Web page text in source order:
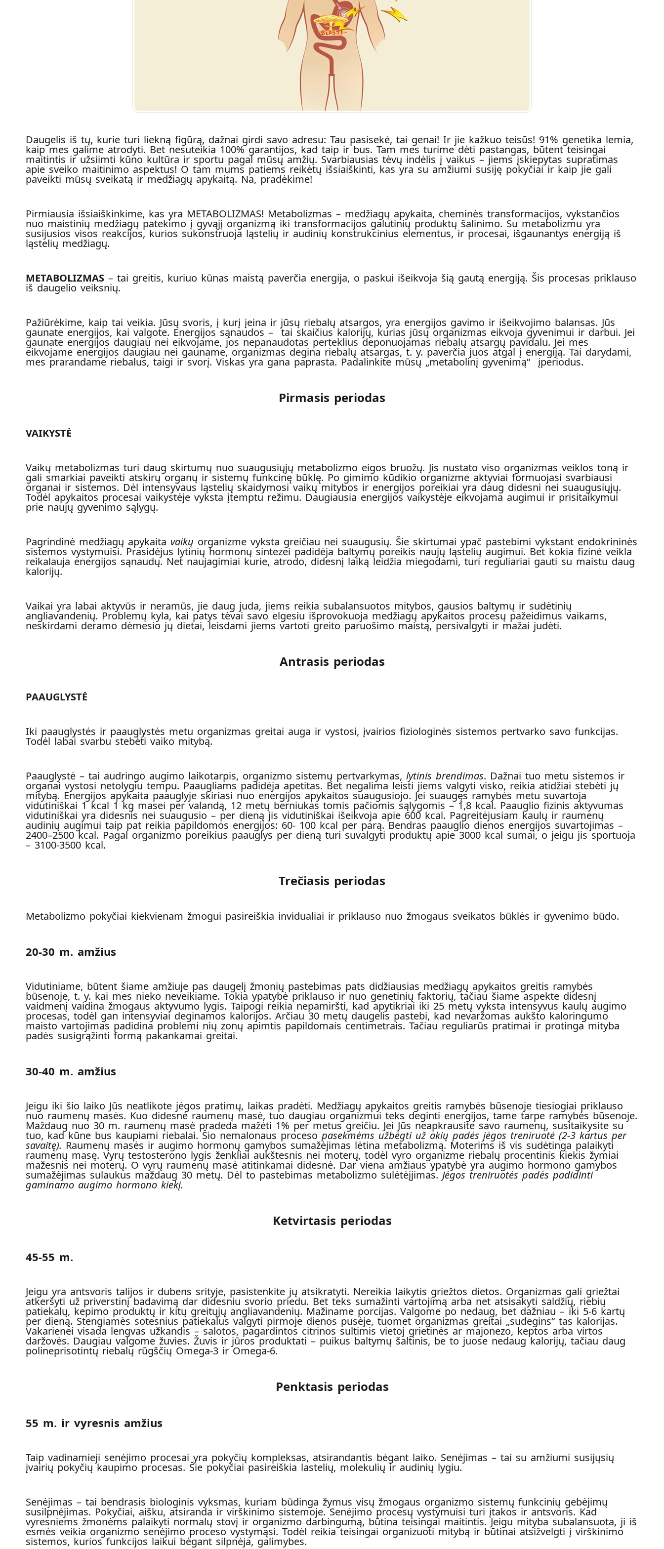
Daugelis iš tų, kurie turi liekną figūrą, dažnai girdi savo adresu: Tau pasisekė, tai genai! Ir jie kažkuo teisūs! 91% genetika lemia,
kaip mes galime atrodyti. Bet nesuteikia 100% garantijos, kad taip ir bus. Tam mes turime dėti pastangas, būtent teisingai
maitintis ir užsiimti kūno kultūra ir sportu pagal mūsų amžių. Svarbiausias tėvų indėlis į vaikus – jiems įskiepytas supratimas
apie sveiko maitinimo aspektus! O tam mums patiems reikėtų išsiaiškinti, kas yra su amžiumi susiję pokyčiai ir kaip jie gali
paveikti mūsų sveikatą ir medžiagų apykaitą. Na, pradėkime!
Pirmiausia išsiaiškinkime, kas yra METABOLIZMAS! Metabolizmas – medžiagų apykaita, cheminės transformacijos, vykstančios
nuo maistinių medžiagų patekimo į gyvąjį organizmą iki transformacijos galutinių produktų šalinimo. Su metabolizmu yra
susijusios visos reakcijos, kurios sukonstruoja ląstelių ir audinių konstrukcinius elementus, ir procesai, išgaunantys energiją iš
ląstelių medžiagų.
METABOLIZMAS – tai greitis, kuriuo kūnas maistą paverčia energija, o paskui išeikvoja šią gautą energiją. Šis procesas priklauso
iš daugelio veiksnių.
Pažiūrėkime, kaip tai veikia. Jūsų svoris, į kurį įeina ir jūsų riebalų atsargos, yra energijos gavimo ir išeikvojimo balansas. Jūs
gaunate energijos, kai valgote. Energijos sąnaudos – tai skaičius kalorijų, kurias jūsų organizmas eikvoja gyvenimui ir darbui. Jei
gaunate energijos daugiau nei eikvojame, jos nepanaudotas perteklius deponuojamas riebalų atsargų pavidalu. Jei mes
eikvojame energijos daugiau nei gauname, organizmas degina riebalų atsargas, t. y. paverčia juos atgal į energiją. Tai darydami,
mes prarandame riebalus, taigi ir svorį. Viskas yra gana paprasta. Padalinkite mūsų „metabolinį gyvenimą“ įperiodus.
Pirmasis periodas
VAIKYSTĖ
Vaikų metabolizmas turi daug skirtumų nuo suaugusiųjų metabolizmo eigos bruožų. Jis nustato viso organizmas veiklos toną ir
gali smarkiai paveikti atskirų organų ir sistemų funkcinę būklę. Po gimimo kūdikio organizme aktyviai formuojasi svarbiausi
organai ir sistemos. Dėl intensyvaus ląstelių skaidymosi vaikų mitybos ir energijos poreikiai yra daug didesni nei suaugusiųjų.
Todėl apykaitos procesai vaikystėje vyksta įtemptu režimu. Daugiausia energijos vaikystėje eikvojama augimui ir prisitaikymui
prie naujų gyvenimo sąlygų.
Pagrindinė medžiagų apykaita vaikų organizme vyksta greičiau nei suaugusių. Šie skirtumai ypač pastebimi vykstant endokrininės
sistemos vystymuisi. Prasidėjus lytinių hormonų sintezei padidėja baltymų poreikis naujų ląstelių augimui. Bet kokia fizinė veikla
reikalauja energijos sąnaudų. Net naujagimiai kurie, atrodo, didesnį laiką leidžia miegodami, turi reguliariai gauti su maistu daug
kalorijų.
Vaikai yra labai aktyvūs ir neramūs, jie daug juda, jiems reikia subalansuotos mitybos, gausios baltymų ir sudėtinių
angliavandenių. Problemų kyla, kai patys tėvai savo elgesiu išprovokuoja medžiagų apykaitos procesų pažeidimus vaikams,
neskirdami deramo dėmesio jų dietai, leisdami jiems vartoti greito paruošimo maistą, persivalgyti ir mažai judėti.
Antrasis periodas
PAAUGLYSTĖ
Iki paauglystės ir paauglystės metu organizmas greitai auga ir vystosi, įvairios fiziologinės sistemos pertvarko savo funkcijas.
Todėl labai svarbu stebėti vaiko mitybą.
Paauglystė – tai audringo augimo laikotarpis, organizmo sistemų pertvarkymas, lytinis brendimas. Dažnai tuo metu sistemos ir
organai vystosi netolygiu tempu. Paaugliams padidėja apetitas. Bet negalima leisti jiems valgyti visko, reikia atidžiai stebėti jų
mitybą. Energijos apykaita paauglyje skiriasi nuo energijos apykaitos suaugusiojo. Jei suaugęs ramybės metu suvartoja
vidutiniškai 1 kcal 1 kg masei per valandą, 12 metų berniukas tomis pačiomis sąlygomis – 1,8 kcal. Paauglio fizinis aktyvumas
vidutiniškai yra didesnis nei suaugusio – per dieną jis vidutiniškai išeikvoja apie 600 kcal. Pagreitėjusiam kaulų ir raumenų
audinių augimui taip pat reikia papildomos energijos: 60- 100 kcal per parą. Bendras paauglio dienos energijos suvartojimas –
2400–2500 kcal. Pagal organizmo poreikius paauglys per dieną turi suvalgyti produktų apie 3000 kcal sumai, o jeigu jis sportuoja
– 3100-3500 kcal.
Trečiasis periodas
Metabolizmo pokyčiai kiekvienam žmogui pasireiškia invidualiai ir priklauso nuo žmogaus sveikatos būklės ir gyvenimo būdo.
20-30 m. amžius
Vidutiniame, būtent šiame amžiuje pas daugelį žmonių pastebimas pats didžiausias medžiagų apykaitos greitis ramybės
būsenoje, t. y. kai mes nieko neveikiame. Tokia ypatybė priklauso ir nuo genetinių faktorių, tačiau šiame aspekte didesnį
vaidmenį vaidina žmogaus aktyvumo lygis. Taipogi reikia nepamiršti, kad apytikriai iki 25 metų vyksta intensyvus kaulų augimo
procesas, todėl gan intensyviai deginamos kalorijos. Arčiau 30 metų daugelis pastebi, kad nevaržomas aukšto kaloringumo
maisto vartojimas padidina problemi nių zonų apimtis papildomais centimetrais. Tačiau reguliarūs pratimai ir protinga mityba
padės susigrąžinti formą pakankamai greitai.
30-40 m. amžius
Jeigu iki šio laiko Jūs neatlikote jėgos pratimų, laikas pradėti. Medžiagų apykaitos greitis ramybės būsenoje tiesiogiai priklauso
nuo raumenų masės. Kuo didesnė raumenų masė, tuo daugiau organizmui teks deginti energijos, tame tarpe ramybės būsenoje.
Maždaug nuo 30 m. raumenų masė pradeda mažėti 1% per metus greičiu. Jei Jūs neapkrausite savo raumenų, susitaikysite su
tuo, kad kūne bus kaupiami riebalai. Šio nemalonaus proceso pasekmėms užbėgti už akių padės jėgos treniruotė (2-3 kartus per
savaitę). Raumenų masės ir augimo hormonų gamybos sumažėjimas lėtina metabolizmą. Moterims iš vis sudėtinga palaikyti
raumenų masę. Vyrų testosterono lygis ženkliai aukštesnis nei moterų, todėl vyro organizme riebalų procentinis kiekis žymiai
mažesnis nei moterų. O vyrų raumenų masė atitinkamai didesnė. Dar viena amžiaus ypatybė yra augimo hormono gamybos
sumažėjimas sulaukus maždaug 30 metų. Dėl to pastebimas metabolizmo sulėtėįjimas. Jėgos treniruotės padės padidinti
gaminamo augimo hormono kiekį.
Ketvirtasis periodas
45-55 m.
Jeigu yra antsvoris talijos ir dubens srityje, pasistenkite jų atsikratyti. Nereikia laikytis griežtos dietos. Organizmas gali griežtai
atkeršyti už priverstinį badavimą dar didesniu svorio priedu. Bet teks sumažinti vartojimą arba net atsisakyti saldžių, riebių
patiekalų, kepimo produktų ir kitų greitųjų angliavandenių. Mažiname porcijas. Valgome po nedaug, bet dažniau – iki 5-6 kartų
per dieną. Stengiamės sotesnius patiekalus valgyti pirmoje dienos pusėje, tuomet organizmas greitai „sudegins“ tas kalorijas.
Vakarienei visada lengvas užkandis – salotos, pagardintos citrinos sultimis vietoj grietinės ar majonezo, keptos arba virtos
daržovės. Daugiau valgome žuvies. Žuvis ir jūros produktati – puikus baltymų šaltinis, be to juose nedaug kalorijų, tačiau daug
polineprisotintų riebalų rūgščių Omega-3 ir Omega-6.
Penktasis periodas
55 m. ir vyresnis amžius
Taip vadinamieji senėjimo procesai yra pokyčių kompleksas, atsirandantis bėgant laiko. Senėjimas – tai su amžiumi susijųsių
įvairių pokyčių kaupimo procesas. Šie pokyčiai pasireiškia lastelių, molekulių ir audinių lygiu.
Senėjimas – tai bendrasis biologinis vyksmas, kuriam būdinga žymus visų žmogaus organizmo sistemų funkcinių gebėjimų
susilpnėjimas. Pokyčiai, aišku, atsiranda ir virškinimo sistemoje. Senėjimo procesų vystymuisi turi įtakos ir antsvoris. Kad
vyresniems žmonėms palaikyti normalų stovį ir organizmo darbingumą, būtina teisingai maitintis. Jeigu mityba subalansuota, ji iš
esmės veikia organizmo senėjimo proceso vystymąsi. Todėl reikia teisingai organizuoti mitybą ir būtinai atsižvelgti į virškinimo
sistemos, kurios funkcijos laikui bėgant silpnėja, galimybes.